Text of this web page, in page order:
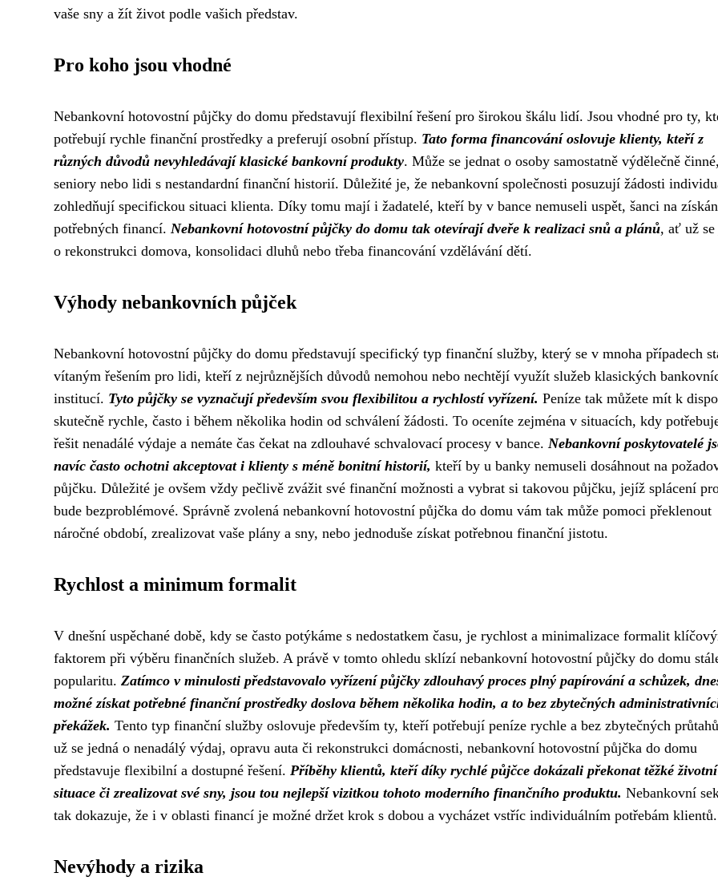
vaše sny a žít život podle vašich představ.
Pro koho jsou vhodné
Nebankovní hotovostní půjčky do domu představují flexibilní řešení pro širokou škálu lidí. Jsou vhodné pro ty,
potřebují rychle finanční prostředky a preferují osobní přístup. Tato forma financování oslovuje klienty, kteří z
různých důvodů nevyhledávají klasické bankovní produkty. Může se jednat o osoby samostatně výdělečně činné,
seniory nebo lidi s nestandardní finanční historií. Důležité je, že nebankovní společnosti posuzují žádosti
zohledňují specifickou situaci klienta. Díky tomu mají i žadatelé, kteří by v bance nemuseli uspět, šanci na
potřebných financí. Nebankovní hotovostní půjčky do domu tak otevírají dveře k realizaci snů a plánů, ať už se
o rekonstrukci domova, konsolidaci dluhů nebo třeba financování vzdělávání dětí.
Výhody nebankovních půjček
Nebankovní hotovostní půjčky do domu představují specifický typ finanční služby, který se v mnoha případech
vítaným řešením pro lidi, kteří z nejrůznějších důvodů nemohou nebo nechtějí využít služeb klasických
institucí. Tyto půjčky se vyznačují především svou flexibilitou a rychlostí vyřízení. Peníze tak můžete mít k
skutečně rychle, často i během několika hodin od schválení žádosti. To oceníte zejména v situacích, kdy
řešit nenadálé výdaje a nemáte čas čekat na zdlouhavé schvalovací procesy v bance. Nebankovní poskytovatelé
navíc často ochotni akceptovat i klienty s méně bonitní historií, kteří by u banky nemuseli dosáhnout na
půjčku. Důležité je ovšem vždy pečlivě zvážit své finanční možnosti a vybrat si takovou půjčku, jejíž splácení
bude bezproblémové. Správně zvolená nebankovní hotovostní půjčka do domu vám tak může pomoci překlenout
náročné období, zrealizovat vaše plány a sny, nebo jednoduše získat potřebnou finanční jistotu.
Rychlost a minimum formalit
V dnešní uspěchané době, kdy se často potýkáme s nedostatkem času, je rychlost a minimalizace formalit
faktorem při výběru finančních služeb. A právě v tomto ohledu sklízí nebankovní hotovostní půjčky do domu
popularitu. Zatímco v minulosti představovalo vyřízení půjčky zdlouhavý proces plný papírování a schůzek,
možné získat potřebné finanční prostředky doslova během několika hodin, a to bez zbytečných
překážek. Tento typ finanční služby oslovuje především ty, kteří potřebují peníze rychle a bez zbytečných
už se jedná o nenadálý výdaj, opravu auta či rekonstrukci domácnosti, nebankovní hotovostní půjčka do domu
představuje flexibilní a dostupné řešení. Příběhy klientů, kteří díky rychlé půjčce dokázali překonat těžké životní
situace či zrealizovat své sny, jsou tou nejlepší vizitkou tohoto moderního finančního produktu. Nebankovní
tak dokazuje, že i v oblasti financí je možné držet krok s dobou a vycházet vstříc individuálním potřebám klientů.
Nevýhody a rizika